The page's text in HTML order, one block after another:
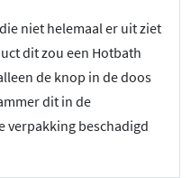
niet helemaal er uit ziet
dit zou een Hotbath
de knop in de doos
dit in de
verpakking beschadigd